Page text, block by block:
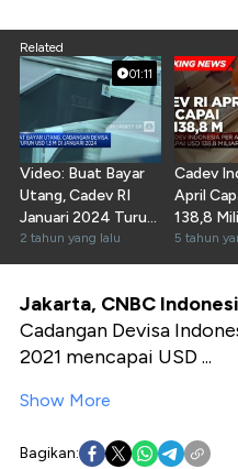
Related
01:11
Video: Buat Bayar
Utang, Cadev RI
Januari 2024 Turun
Jadi USD 145 M
2 tahun yang lalu
Cadev
April
138,8
5 tahun
Jakarta, CNBC
Cadangan Devisa
2021 mencapai USD ...
Show More
Bagikan: